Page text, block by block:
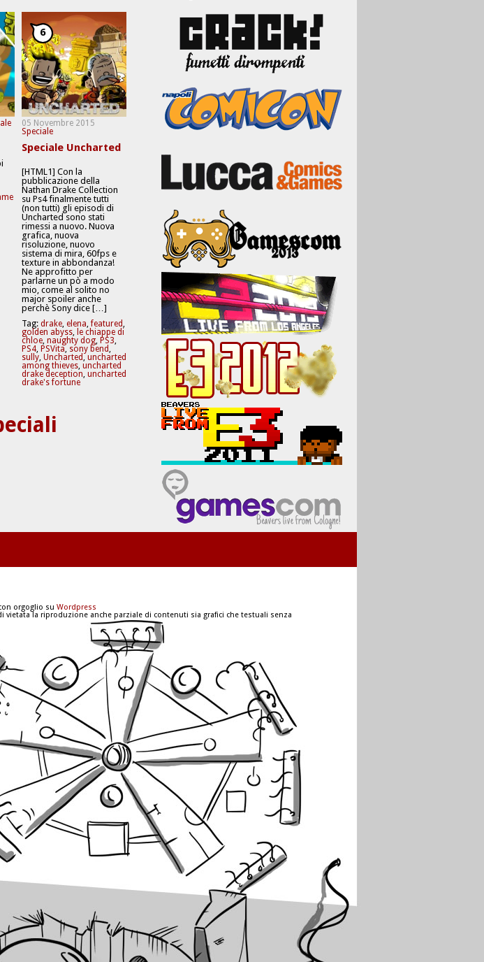
05 Novembre 2015
Speciale
6
Speciale Uncharted
[HTML1] Con la
pubblicazione della
Nathan Drake Collection
su Ps4 finalmente tutti
(non tutti) gli episodi di
Uncharted sono stati
rimessi a nuovo. Nuova
grafica, nuova
risoluzione, nuovo
sistema di mira, 60fps e
texture in abbondanza!
Ne approfitto per
parlarne un pò a modo
mio, come al solito no
major spoiler anche
perchè Sony dice […]
Tag: drake, elena,featured,
golden abyss, le chiappe di
chloe, naughty dog, PS3,
PS4, PSVita, sony bend,
sully, Uncharted, uncharted
among thieves, uncharted
drake deception, uncharted
drake's fortune
orgoglio su Wordpress
la riproduzione anche parziale di contenuti sia grafici che testuali senza